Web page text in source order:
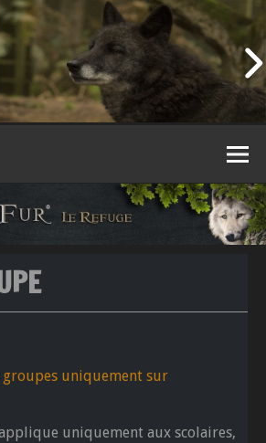
groupes uniquement sur
uniquement aux scolaires,